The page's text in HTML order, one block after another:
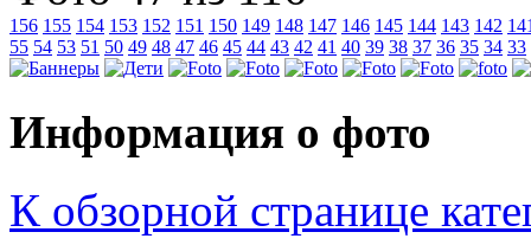
156 155 154 153 152 151 150 149 148 147 146 145 144 143 142
55 54 53 51 50 49 48 47 46 45 44 43 42 41 40 39 38 37 36 35 34 33
Информация о фото
К обзорной странице